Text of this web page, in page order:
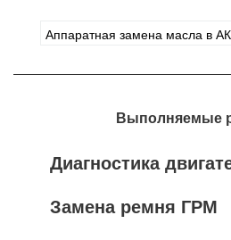
Аппаратная замена масла в
Выполняемые
Диагностика
Замена ремня ГРМ